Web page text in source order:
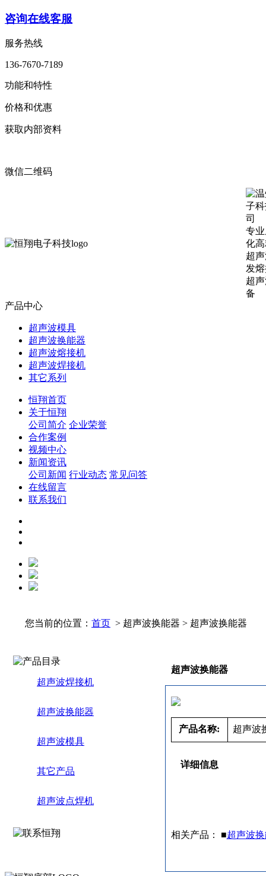
咨询在线客服
服务热线
136-7670-7189
功能和特性
价格和优惠
获取内部资料
微信二维码
专
化
超
发
超
备
产品中心
超声波模具
超声波换能器
超声波熔接机
超声波焊接机
其它系列
恒翔首页
关于恒翔
公司简介 企业荣誉
合作案例
视频中心
新闻资讯
公司新闻 行业动态 常见问答
在线留言
联系我们
您当前的位置： 首页 > 超声波换能器 > 超声波换能器
超声波焊接机
超声波换能器
超声波模具
其它产品
超声波点焊机
超声波换能器
产品名称: 超声波
详细信息
相关产品： ■超声波